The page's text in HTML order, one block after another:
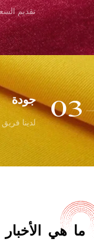
تقديم
03 جودة
لدينا فريق QC المحترف وذوي الخبرة لدينا.
ما هي الأخبار